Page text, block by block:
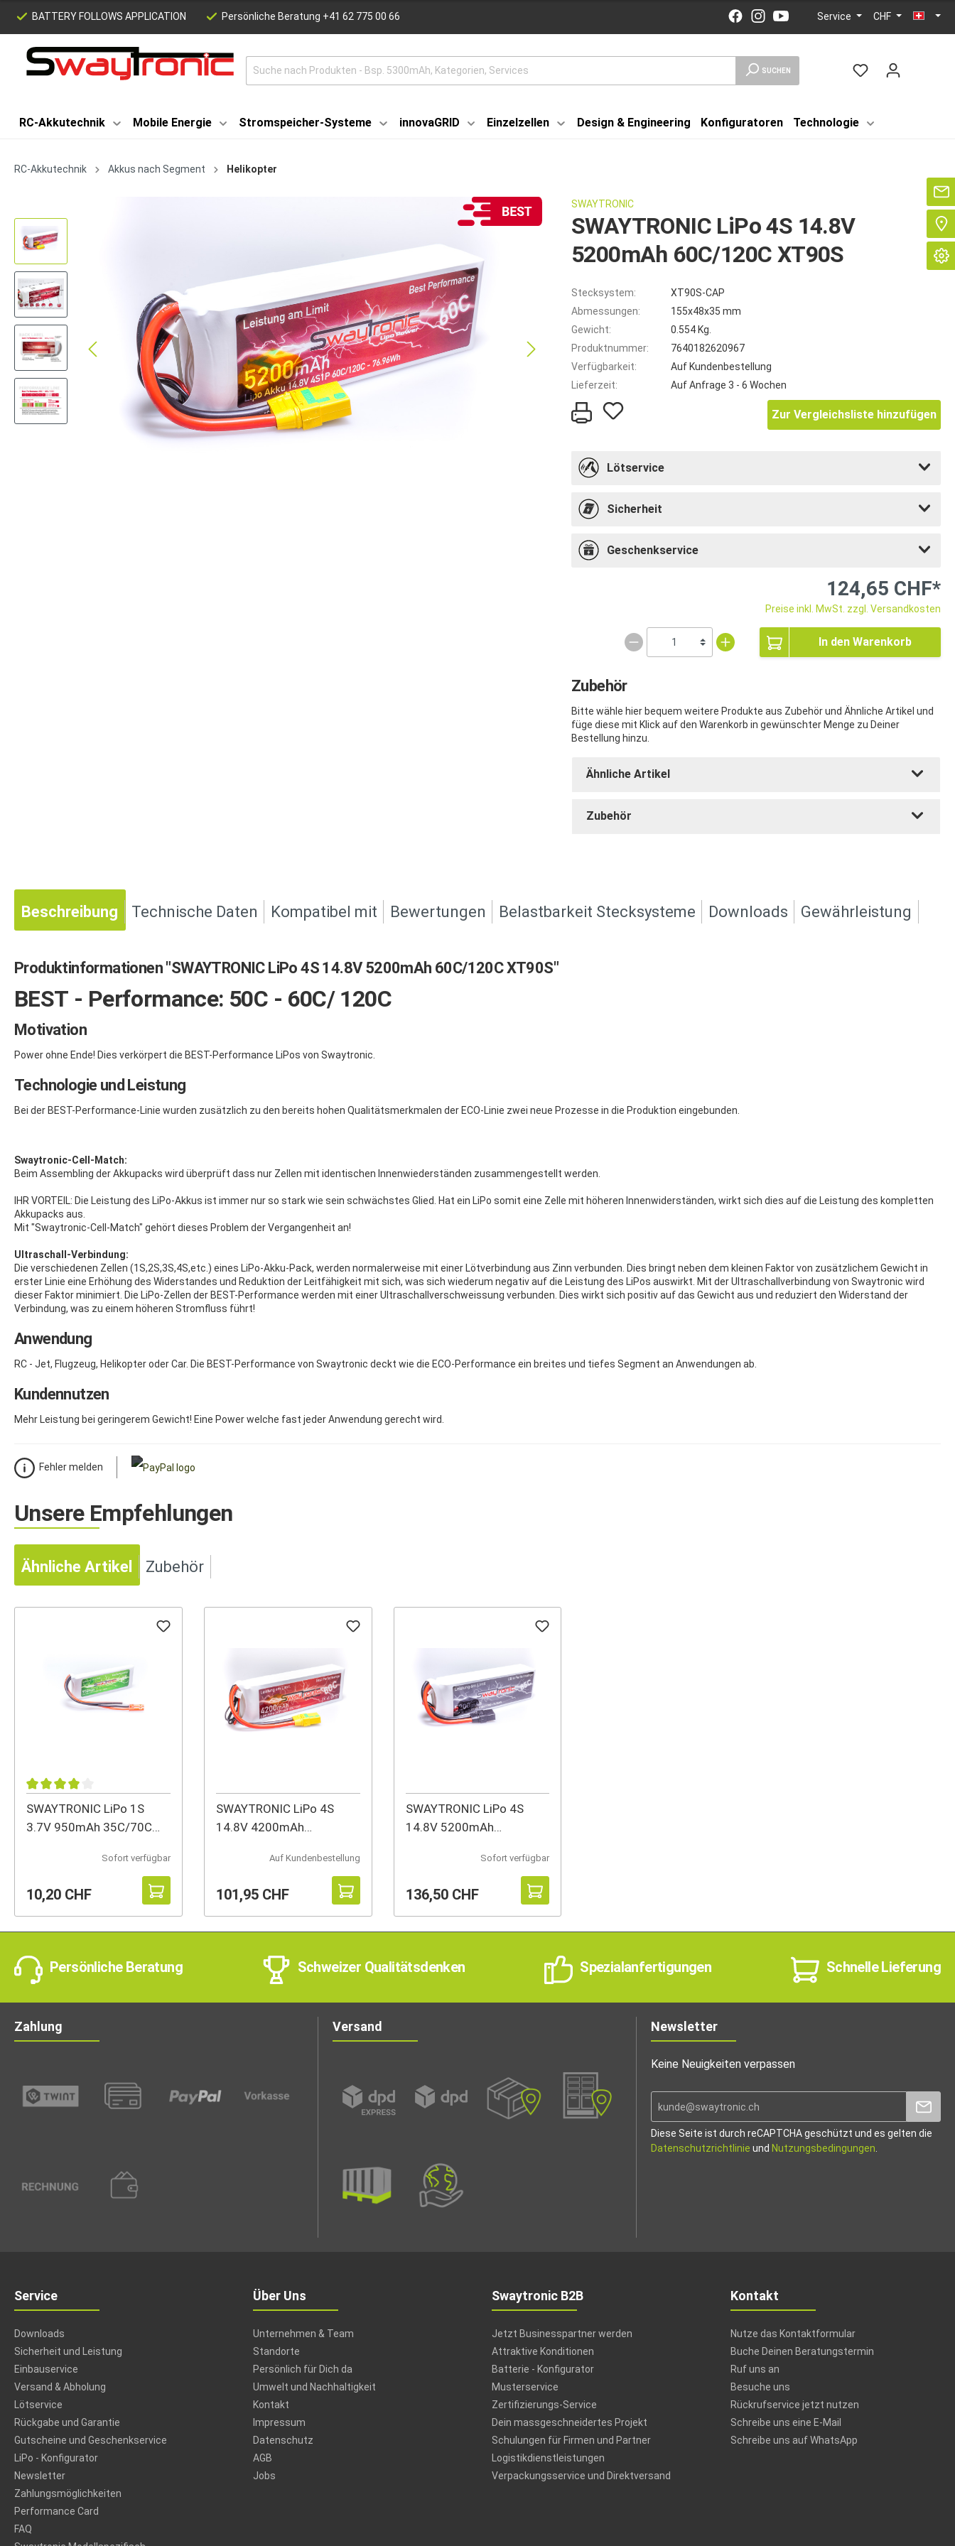
BATTERY FOLLOWS APPLICATION Persönliche Beratung +41 62 775 00 66 Service CHF
SUCHEN
RC-Akkutechnik Mobile Energie Stromspeicher-Systeme innovaGRID Einzelzellen Design & Engineering Konfiguratoren Technologie
RC-Akkutechnik Akkus nach Segment Helikopter
SWAYTRONIC
SWAYTRONIC LiPo 4S 14.8V
5200mAh 60C/120C XT90S
Stecksystem:
XT90S-CAP
Abmessungen:
155x48x35 mm
Gewicht:
0.554 Kg.
Produktnummer:
7640182620967
Verfügbarkeit:
Auf Kundenbestellung
Lieferzeit:
Auf Anfrage 3 - 6 Wochen
Zur Vergleichsliste hinzufügen
Lötservice
Sicherheit
Geschenkservice
124,65 CHF*
Preise inkl. MwSt. zzgl. Versandkosten
In den Warenkorb
Zubehör
Bitte wähle hier bequem weitere Produkte aus Zubehör und Ähnliche Artikel und
füge diese mit Klick auf den Warenkorb in gewünschter Menge zu Deiner
Bestellung hinzu.
Ähnliche Artikel
Zubehör
Beschreibung Technische Daten Kompatibel mit Bewertungen Belastbarkeit Stecksysteme Downloads Gewährleistung
Produktinformationen "SWAYTRONIC LiPo 4S 14.8V 5200mAh 60C/120C XT90S"
BEST - Performance: 50C - 60C/ 120C
Motivation
Power ohne Ende! Dies verkörpert die BEST-Performance LiPos von Swaytronic.
Technologie und Leistung
Bei der BEST-Performance-Linie wurden zusätzlich zu den bereits hohen Qualitätsmerkmalen der ECO-Linie zwei neue Prozesse in die Produktion eingebunden.
Swaytronic-Cell-Match:
Beim Assembling der Akkupacks wird überprüft dass nur Zellen mit identischen Innenwiederständen zusammengestellt werden.
IHR VORTEIL: Die Leistung des LiPo-Akkus ist immer nur so stark wie sein schwächstes Glied. Hat ein LiPo somit eine Zelle mit höheren Innenwiderständen, wirkt sich dies auf die Leistung des kompletten
Akkupacks aus.
Mit "Swaytronic-Cell-Match" gehört dieses Problem der Vergangenheit an!
Ultraschall-Verbindung:
Die verschiedenen Zellen (1S,2S,3S,4S,etc.) eines LiPo-Akku-Pack, werden normalerweise mit einer Lötverbindung aus Zinn verbunden. Dies bringt neben dem kleinen Faktor von zusätzlichem Gewicht in
erster Linie eine Erhöhung des Widerstandes und Reduktion der Leitfähigkeit mit sich, was sich wiederum negativ auf die Leistung des LiPos auswirkt. Mit der Ultraschallverbindung von Swaytronic wird
dieser Faktor minimiert. Die LiPo-Zellen der BEST-Performance werden mit einer Ultraschallverschweissung verbunden. Dies wirkt sich positiv auf das Gewicht aus und reduziert den Widerstand der
Verbindung, was zu einem höheren Stromfluss führt!
Anwendung
RC - Jet, Flugzeug, Helikopter oder Car. Die BEST-Performance von Swaytronic deckt wie die ECO-Performance ein breites und tiefes Segment an Anwendungen ab.
Kundennutzen
Mehr Leistung bei geringerem Gewicht! Eine Power welche fast jeder Anwendung gerecht wird.
Fehler melden
Unsere Empfehlungen
Ähnliche Artikel Zubehör
SWAYTRONIC LiPo 1S
3.7V 950mAh 35C/70C
Sofort verfügbar
10,20 CHF
SWAYTRONIC LiPo 4S
14.8V 4200mAh
Auf Kundenbestellung
101,95 CHF
SWAYTRONIC LiPo 4S
14.8V 5200mAh
Sofort verfügbar
136,50 CHF
Persönliche Beratung Schweizer Qualitätsdenken Spezialanfertigungen Schnelle Lieferung
Zahlung Versand Newsletter
Keine Neuigkeiten verpassen
Diese Seite ist durch reCAPTCHA geschützt und es gelten die
Datenschutzrichtlinie und Nutzungsbedingungen
Service
Downloads
Sicherheit und Leistung
Einbauservice
Versand & Abholung
Lötservice
Rückgabe und Garantie
Gutscheine und Geschenkservice
LiPo - Konfigurator
Newsletter
Zahlungsmöglichkeiten
Performance Card
FAQ
Über Uns
Unternehmen & Team
Standorte
Persönlich für Dich da
Umwelt und Nachhaltigkeit
Kontakt
Impressum
Datenschutz
AGB
Jobs
Swaytronic B2B
Jetzt Businesspartner werden
Attraktive Konditionen
Batterie - Konfigurator
Musterservice
Zertifizierungs-Service
Dein massgeschneidertes Projekt
Schulungen für Firmen und Partner
Logistikdienstleistungen
Verpackungsservice und Direktversand
Kontakt
Nutze das Kontaktformular
Buche Deinen Beratungstermin
Ruf uns an
Besuche uns
Rückrufservice jetzt nutzen
Schreibe uns eine E-Mail
Schreibe uns auf WhatsApp